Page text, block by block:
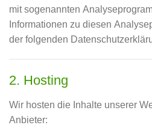
mit sogenannten
Informationen zu diesen
der folgenden
2. Hosting
Wir hosten die Inhalte unserer
Anbieter: